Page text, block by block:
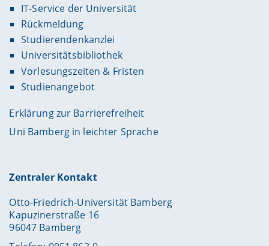
IT-Service der Universität
Rückmeldung
Studierendenkanzlei
Universitätsbibliothek
Vorlesungszeiten & Fristen
Studienangebot
Erklärung zur Barrierefreiheit
Uni Bamberg in leichter Sprache
Zentraler Kontakt
Otto-Friedrich-Universität Bamberg
Kapuzinerstraße 16
96047 Bamberg